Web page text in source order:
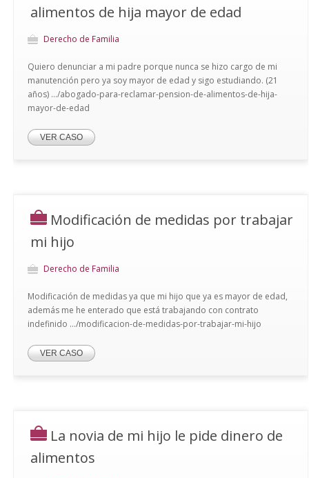
alimentos de hija mayor de edad
Derecho de Familia
Quiero denunciar a mi padre porque nunca se hizo cargo de mi
manutención pero ya soy mayor de edad y sigo estudiando. (21
años) .../abogado-para-reclamar-pension-de-alimentos-de-hija-
mayor-de-edad
VER CASO
Modificación de medidas por trabajar
mi hijo
Derecho de Familia
Modificación de medidas ya que mi hijo que ya es mayor de edad,
además me he enterado que está trabajando con contrato
indefinido .../modificacion-de-medidas-por-trabajar-mi-hijo
VER CASO
La novia de mi hijo le pide dinero de
alimentos